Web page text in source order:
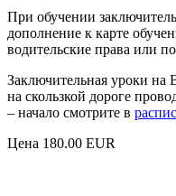
При обучении
дополнение к карте
водительские права или
Заключительная уроки
на скользкой дороге
– начало смотрите в
Цена 180.00 EUR